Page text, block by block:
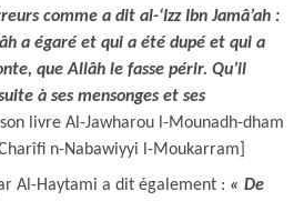
comme a dit al-‘Izz Ibn Jamâ’ah :
a égaré et qui a été dupé et qui a
que Allâh le fasse périr. Qu’il
à ses mensonges et ses
son livre Al-Jawharou l-Mounadh-dham
n-Nabawiyyi l-Moukarram]
Al-Haytami a dit également : « De